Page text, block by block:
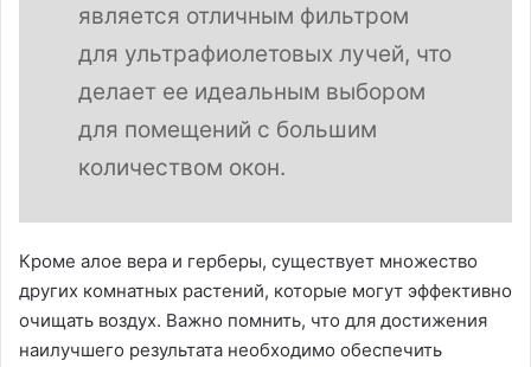
является отличным фильтром
для ультрафиолетовых лучей, что
делает ее идеальным выбором
для помещений с большим
количеством окон.
Кроме алое вера и герберы, существует множество
других комнатных растений, которые могут эффективно
очищать воздух. Важно помнить, что для достижения
наилучшего результата необходимо обеспечить